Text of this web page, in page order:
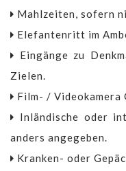
Mahlzeiten, sofern
Elefantenritt im
Eingänge zu
Zielen.
Film- / Videokamera
Inländische oder
anders angegeben.
Kranken- oder